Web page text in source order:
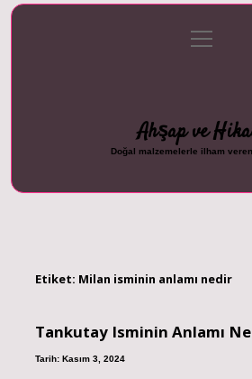
Gizlilik Politikası
menüyü
aç
Ahşap ve
Doğal malzemelerle ilham
Etiket: Milan isminin anlamı nedir
Tankutay Isminin Anlamı
Tarih: Kasım 3, 2024